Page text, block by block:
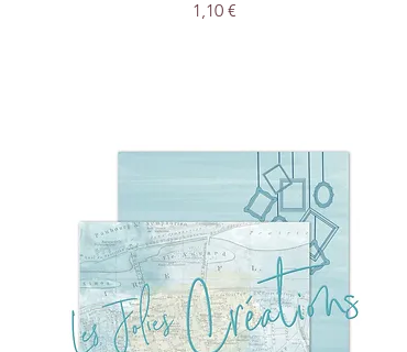
Prix
1,10 €